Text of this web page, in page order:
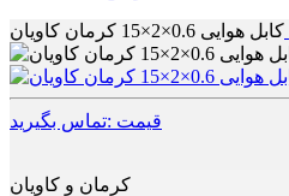
کابل هوایی 0.6×2×15 کرمان کاویان
قیمت :تماس بگیرید
کرمان و کاویان